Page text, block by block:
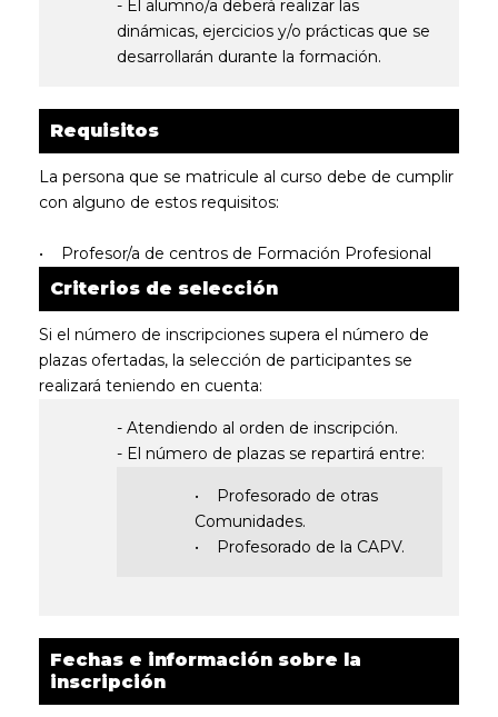
- El alumno/a deberá realizar las
dinámicas, ejercicios y/o prácticas que se
desarrollarán durante la formación.
Requisitos
La persona que se matricule al curso debe de cumplir
con alguno de estos requisitos:
• Profesor/a de centros de Formación Profesional
Criterios de selección
Si el número de inscripciones supera el número de
plazas ofertadas, la selección de participantes se
realizará teniendo en cuenta:
- Atendiendo al orden de inscripción.
- El número de plazas se repartirá entre:
• Profesorado de otras
Comunidades.
• Profesorado de la CAPV.
Fechas e información sobre la
inscripción